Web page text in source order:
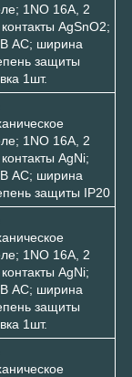
1NO 16А, 2
AgSnO2;
АC; ширина
защиты
1шт.
1NO 16А, 2
AgNi;
АC; ширина
защиты IP20
1NO 16А, 2
AgNi;
АC; ширина
защиты
1шт.